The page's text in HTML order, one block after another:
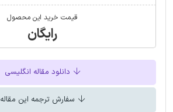
قیمت خرید این محصول
رایگان
دانلود مقاله انگلیسی
سفارش ترجمه این مقاله